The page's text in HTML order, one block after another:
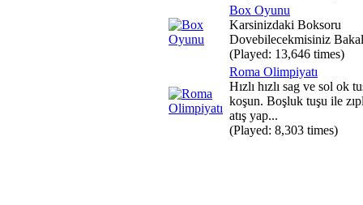
Box Oyunu
Karsinizdaki Boksoru
Dovebilecekmisiniz
(Played: 13,646 times)
Roma Olimpiyatı
Hızlı hızlı sag ve sol ok
koşun. Boşluk tuşu ile
atış yap...
(Played: 8,303 times)